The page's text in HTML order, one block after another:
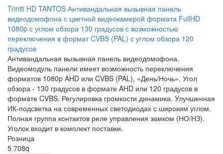
Triniti HD TANTOS Антивандальная вызывная панель
видеодомофона с цветной видеокамерой формата FullHD
1080p с углом обзора 130 градусов с возможностью
переключения в формат CVBS (PAL) с углом обзора 120
градусов
Антивандальная вызывная панель видеодомофона.
Видеомодуль панели имеет возможность переключения
форматов 1080p AHD или CVBS (PAL), «День/Ночь». Угол
обзора - 130 градусов в формате AHD или 120 градусов в
формате CVBS. Регулировка громкости динамика. Улучшенная
ИК-подсветка на современных светодиодах с широким углом.
Полная группа контактов реле управления замком (НО/НЗ).
Уголок входит в комплект поставки.
Розница
5 708q